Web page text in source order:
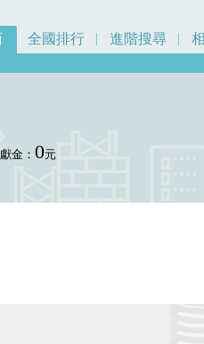
全國排行 進階搜尋
金：0元